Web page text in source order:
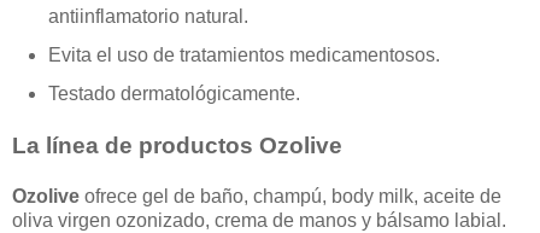
antiinflamatorio natural.
Evita el uso de tratamientos medicamentosos.
Testado dermatológicamente.
La línea de productos Ozolive
Ozolive ofrece gel de baño, champú, body milk, aceite de
oliva virgen ozonizado, crema de manos y bálsamo labial.